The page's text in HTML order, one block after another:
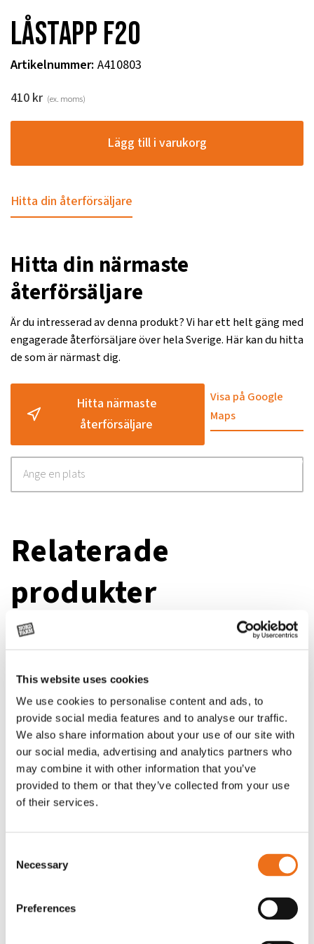
This website uses cookies
We use cookies to personalise content and ads, to
provide social media features and to analyse our traffic.
We also share information about your use of our site with
our social media, advertising and analytics partners who
may combine it with other information that you’ve
provided to them or that they’ve collected from your use
of their services.
Selection
Necessary
Preferences
Låstapp F20
Artikelnummer: A410803
410 kr (ex. moms)
Lägg till i varukorg
Hitta din återförsäljare
Hitta din närmaste
återförsäljare
Är du intresserad av denna produkt? Vi har ett helt gäng med
engagerade återförsäljare över hela Sverige. Här kan du hitta
de som är närmast dig.
Hitta närmaste
återförsäljare
Visa på Google
Maps
Relaterade
produkter
35 730kr (ex. moms)